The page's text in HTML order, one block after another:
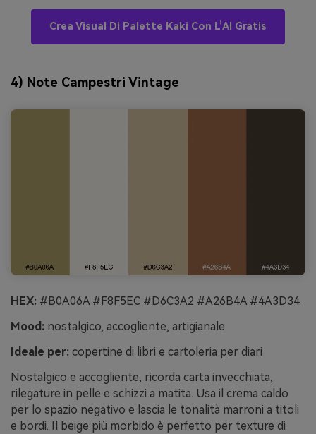
Crea Visual Di Palette Kaki Con L’AI Gratis
4) Note Campestri Vintage
HEX: #B0A06A #F8F5EC #D6C3A2 #A26B4A #4A3D34
Mood: nostalgico, accogliente, artigianale
Ideale per: copertine di libri e cartoleria per diari
Nostalgico e accogliente, ricorda carta invecchiata,
rilegature in pelle e schizzi a matita. Usa il crema caldo
per lo spazio negativo e lascia le tonalità marroni a titoli
e bordi. Il beige più morbido è perfetto per texture di